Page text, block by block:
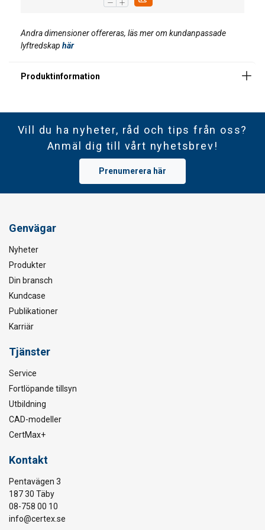
Andra dimensioner offereras, läs mer om kundanpassade
lyftredskap här
Vill du ha nyheter, råd och tips från oss?
Anmäl dig till vårt nyhetsbrev!
Prenumerera här
Genvägar
Nyheter
Produkter
Din bransch
Kundcase
Publikationer
Karriär
Tjänster
Service
Fortlöpande tillsyn
Utbildning
CAD-modeller
CertMax+
Kontakt
Pentavägen 3
187 30 Täby
08-758 00 10
info@certex.se
Cookie Policy